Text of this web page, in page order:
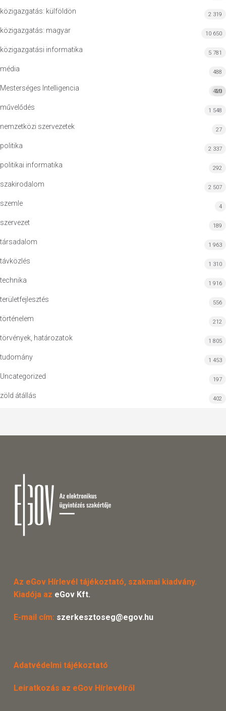
közigazgatás: külföldön 2 319
közigazgatás: magyar 10 650
közigazgatási informatika 5 781
média 488
Mesterséges Intelligencia MI
420
művelődés 1 548
nemzetközi szervezetek 27
politika 2 337
politikai informatika 292
szakirodalom 2 507
szemle 4
szervezet 189
társadalom 1 963
távközlés 1 310
technika 1 916
területfejlesztés 556
történelem 212
törvények, határozatok 1 805
tudomány 1 453
Uncategorized 197
zöld átállás 402
Az eGov Hírlevél tájékoztató, szakmai kiadvány.
Kiadója az eGov Kft.
E-mail cím: szerkesztoseg@egov.hu
Adatvédelmi tájékoztató
Leiratkozás az eGov Hírlevélről